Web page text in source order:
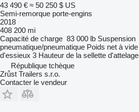
43 490 € ≈ 50 250 $ US
Semi-remorque porte-engins
2018
408 200 mi
Capacité de charge 83 000 lb Suspension
pneumatique/pneumatique Poids net à vide
d'essieux 3 Hauteur de la sellette d'attelage
République tchèque
Zrůst Trailers s.r.o.
Contacter le vendeur